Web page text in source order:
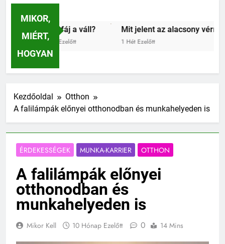
MIKOR,
MIÉRT,
HOGYAN
Mit jelent az alacsony vérnyomás?
1 Hét Ezelőtt
Miért zsibbad
Kezdőoldal
Otthon
A falilámpák előnyei otthonodban és munkahelyeden is
ÉRDEKESSÉGEK MUNKA-KARRIER OTTHON
A falilámpák előnyei
otthonodban és
munkahelyeden is
Mikor Kell 10 Hónap Ezelőtt 0 14 Mins